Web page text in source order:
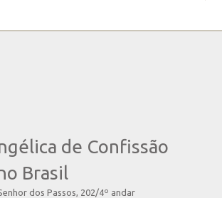
de Confissão
Brasil
dos Passos, 202/4º andar